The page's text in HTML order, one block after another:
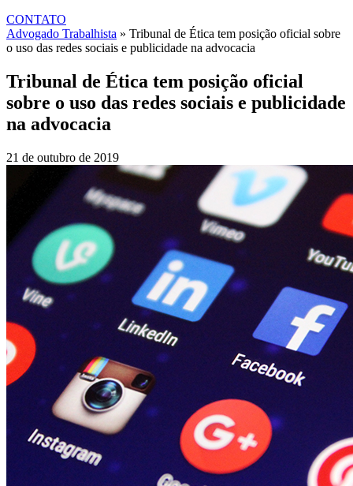
CONTATO
Advogado Trabalhista » Tribunal de Ética tem posição oficial sobre
o uso das redes sociais e publicidade na advocacia
Tribunal de Ética tem posição oficial
sobre o uso das redes sociais e publicidade
na advocacia
21 de outubro de 2019